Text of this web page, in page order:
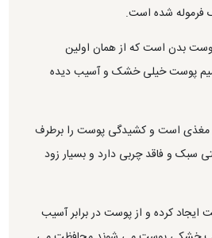
شده است.
بدن است که از همان اولین
پوست خیلی خشک و آسیب دیده
و مغذی است و کشیدگی پوست را برطرف
سبک و فاقد چربی دارد و بسیار زود
کرده و از پوست در برابر آسیب